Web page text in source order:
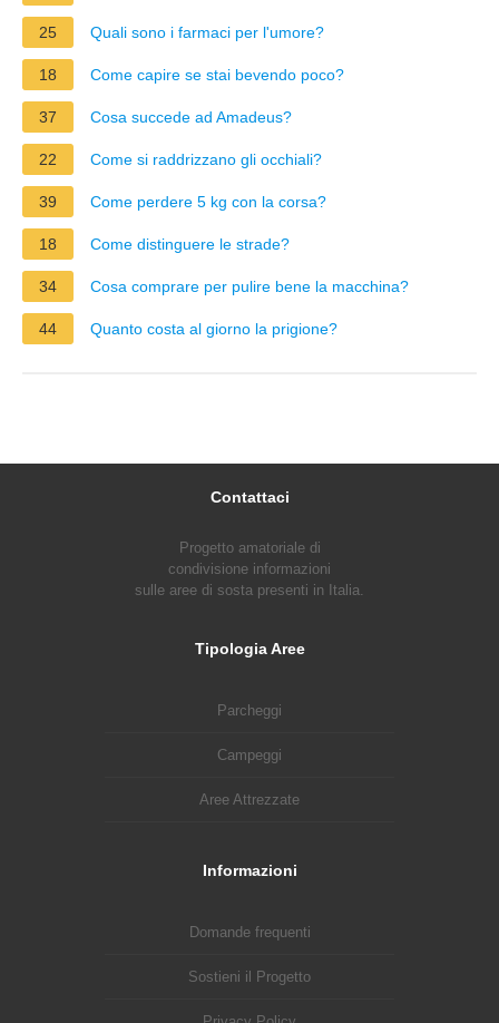
25 Quali sono i farmaci per l'umore?
18 Come capire se stai bevendo poco?
37 Cosa succede ad Amadeus?
22 Come si raddrizzano gli occhiali?
39 Come perdere 5 kg con la corsa?
18 Come distinguere le strade?
34 Cosa comprare per pulire bene la macchina?
44 Quanto costa al giorno la prigione?
Contattaci
Progetto amatoriale di
condivisione informazioni
sulle aree di sosta presenti in Italia.
Tipologia Aree
Parcheggi
Campeggi
Aree Attrezzate
Informazioni
Domande frequenti
Sostieni il Progetto